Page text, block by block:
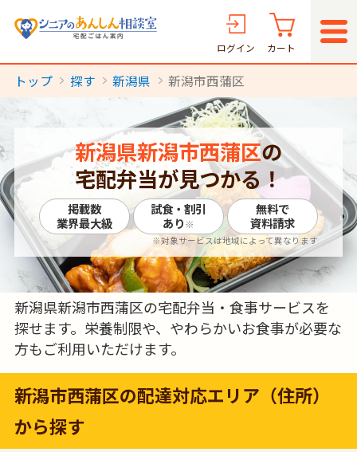
ログイン カート
トップ 探す 新潟県 新潟市西蒲区
新潟県新潟市西蒲区の
宅配弁当が見つかる！
掲載数
業界最大級
試食・割引
あり※
無料で
資料請求
※対象サービスは地域によって異なります
新潟県新潟市西蒲区の宅配弁当・食事サービスを
探せます。栄養制限や、やわらかいお食事が必要な
方もご利用いただけます。
新潟市西蒲区の配達対応エリア（住所）
から探す